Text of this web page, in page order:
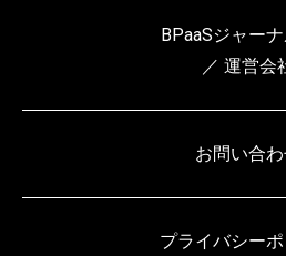
BPaaSジャー
／ 運営会
お問い合
プライバシー